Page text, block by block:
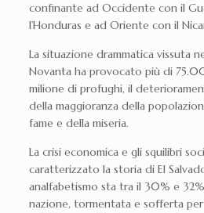
confinante ad Occidente con il
l’Honduras e ad Oriente con il
La situazione drammatica vissuta
Novanta ha provocato più di
milione di profughi, il
della maggioranza della
fame e della miseria.
La crisi economica e gli squilibri
caratterizzato la storia di El
analfabetismo sta tra il 30% e
nazione, tormentata e sofferta